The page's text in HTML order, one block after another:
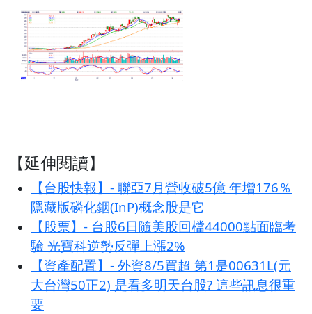
【延伸閱讀】
【台股快報】- 聯亞7月營收破5億 年增176％
隱藏版磷化銦(InP)概念股是它
【股票】- 台股6日隨美股回檔44000點面臨考
驗 光寶科逆勢反彈上漲2%
【資產配置】- 外資8/5買超 第1是00631L(元
大台灣50正2) 是看多明天台股? 這些訊息很重
要